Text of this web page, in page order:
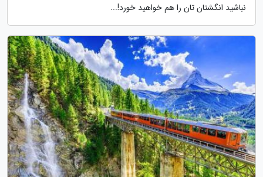
نباشید انگشتان تان را هم خواهید خورد!...